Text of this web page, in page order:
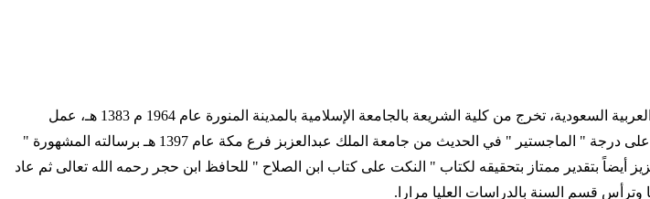
التاريخ الهجري 1350 - 1447 التاريخ الميلادي 1932 - 2025 ترجمة المؤلف مواليد جازان في المملكة العربية السعودية، تخرج من كلية الشريعة بالجامعة الإسلامية بالمدينة المنورة عام 1964 م 1383 هـ، عمل
مدرساً بالمعهد بالجامعة الإسلامية مدةً ، ثم التحق بعد ذلك بالدراسات العليا وواصل دراسته وحصل على درجة " الماجستير " في الحديث من جامعة الملك عبدالعزبز فرع مكة عام 1397 هـ برسالته المشهورة "
من جامعة الملك عبد العزيز أيضاً بتقدير ممتاز بتحقيقه لكتاب " النكت على كتاب ابن الصلاح " للحافظ ابن حجر رحمه الله تعالى ثم عاد
وترأس قسم السنة بالدراسات العليا مرارا.